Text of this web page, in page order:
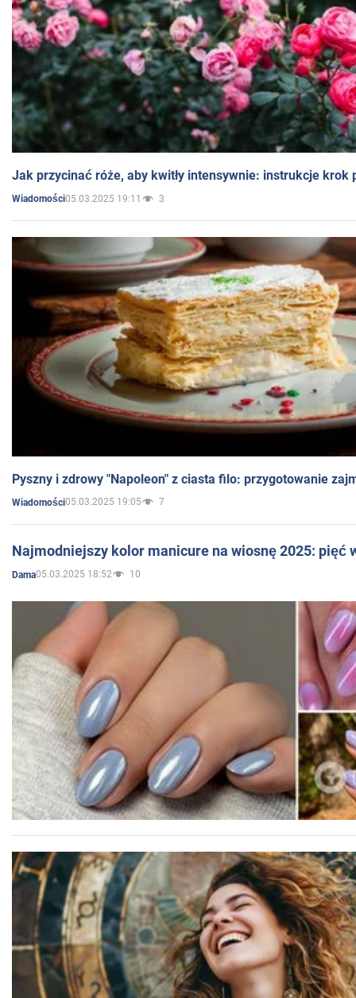
Jak przycinać róże, aby kwitły intensywnie: instrukcje krok
Wiadomości05.03.2025 19:11 3
Pyszny i zdrowy "Napoleon" z ciasta filo: przygotowanie
Wiadomości05.03.2025 19:05 7
Najmodniejszy kolor manicure na wiosnę 2025: pięć
Dama05.03.2025 18:52 10